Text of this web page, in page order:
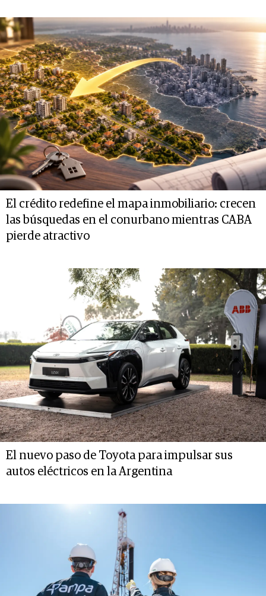
El crédito redefine el mapa inmobiliario: crecen
las búsquedas en el conurbano mientras CABA
pierde atractivo
El nuevo paso de Toyota para impulsar sus
autos eléctricos en la Argentina